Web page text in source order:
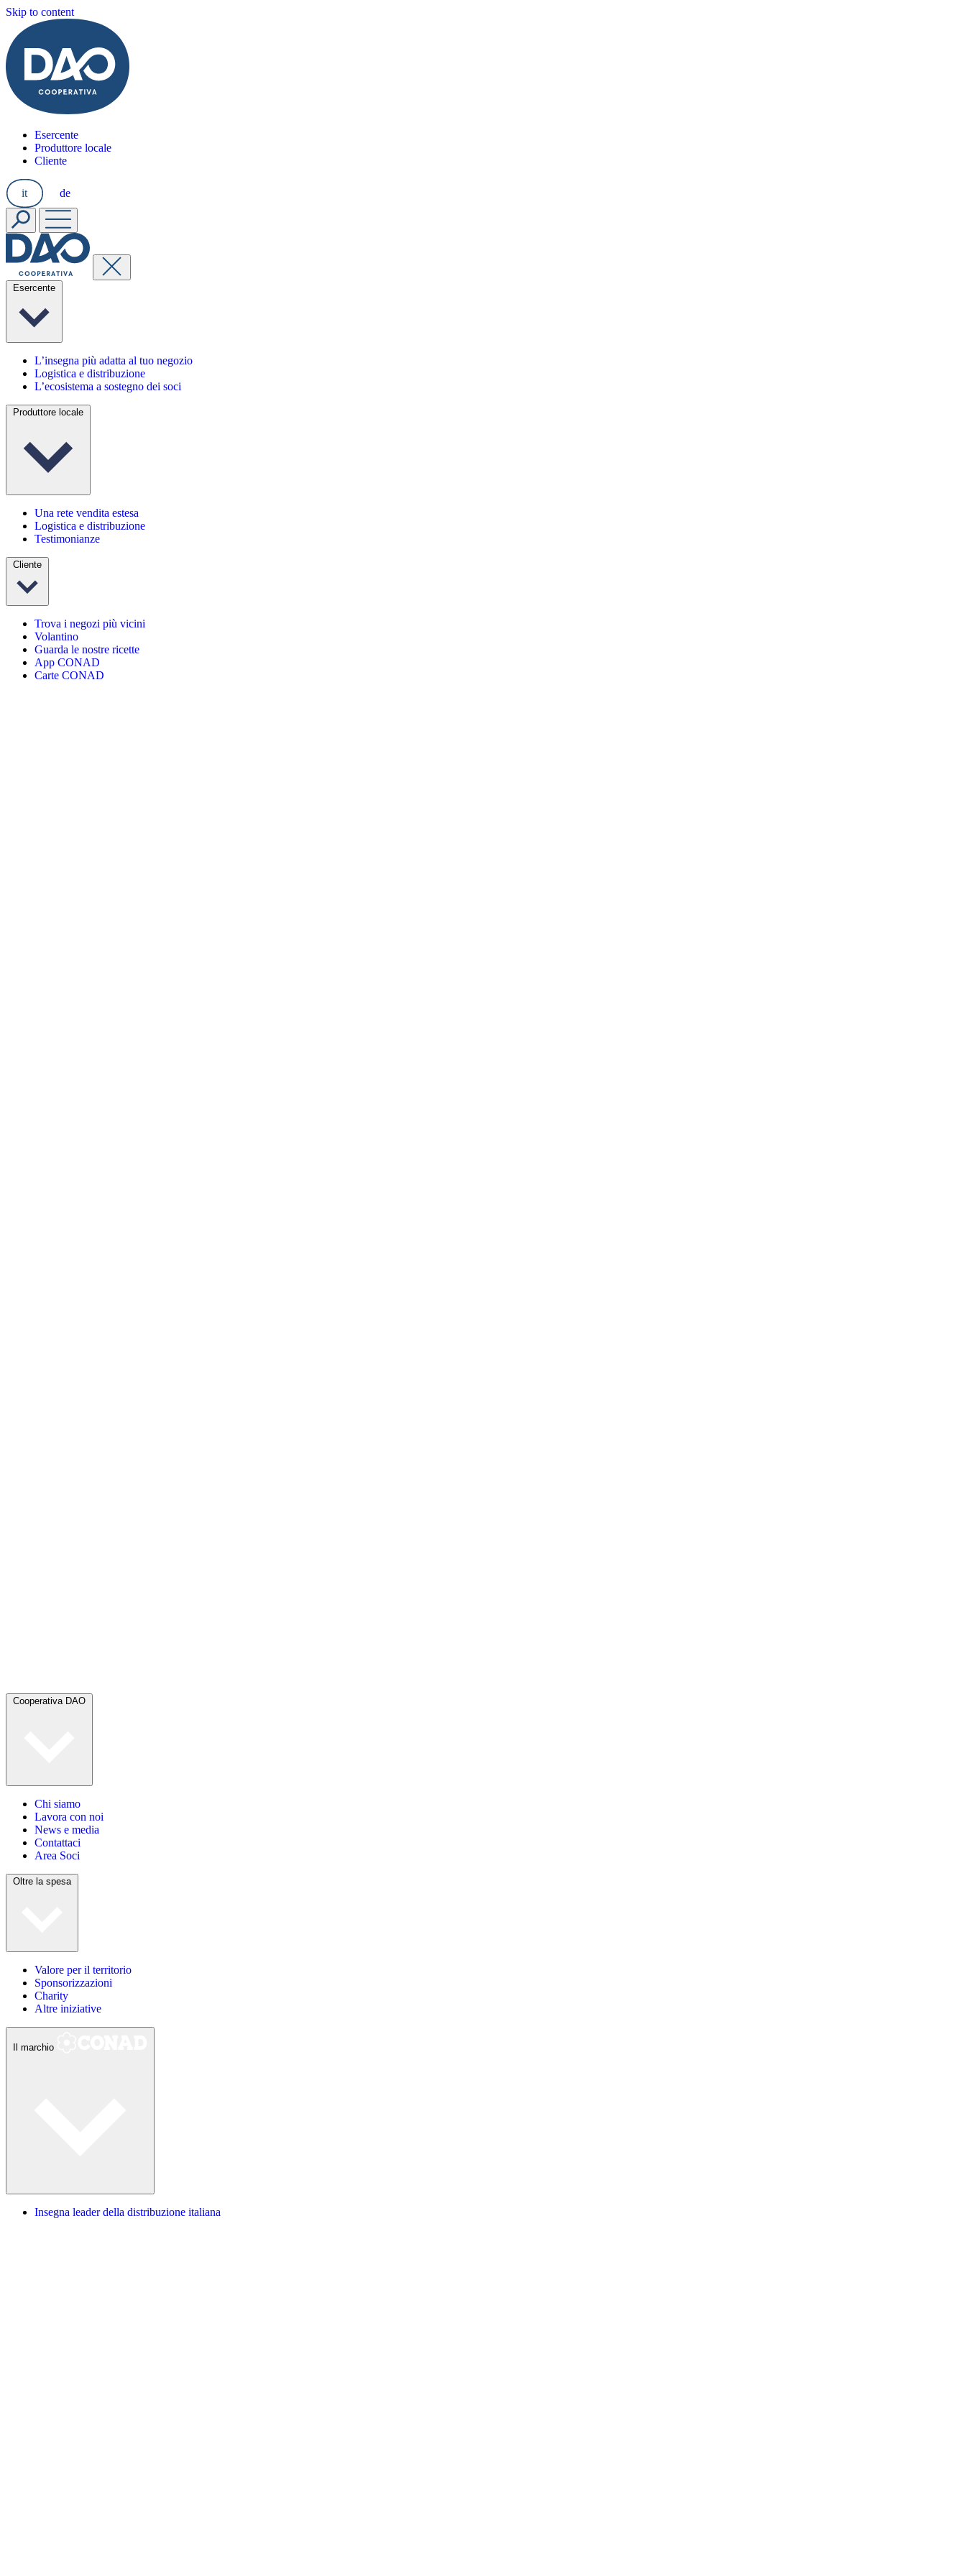
Skip to content
Esercente
Produttore locale
Cliente
it de
Esercente
L’insegna più adatta al tuo negozio
Logistica e distribuzione
L’ecosistema a sostegno dei soci
Produttore locale
Una rete vendita estesa
Logistica e distribuzione
Testimonianze
Cliente
Trova i negozi più vicini
Volantino
Guarda le nostre ricette
App CONAD
Carte CONAD
Cooperativa DAO
Chi siamo
Lavora con noi
News e media
Contattaci
Area Soci
Oltre la spesa
Valore per il territorio
Sponsorizzazioni
Charity
Altre iniziative
Il marchio
Insegna leader della distribuzione italiana